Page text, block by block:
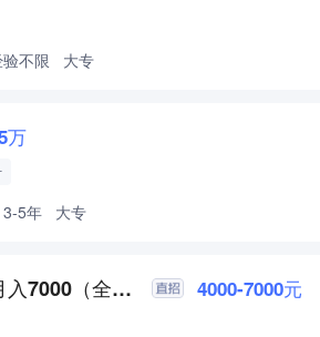
不限 大专
万
3-5年 大专
招聘普工/操作工 月入7000（全勤奖） 4000-7000元